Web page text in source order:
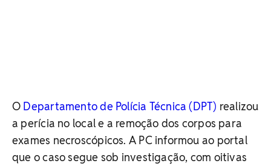
O Departamento de Polícia Técnica (DPT) realizou
a perícia no local e a remoção dos corpos para
exames necroscópicos. A PC informou ao portal
que o caso segue sob investigação, com oitivas